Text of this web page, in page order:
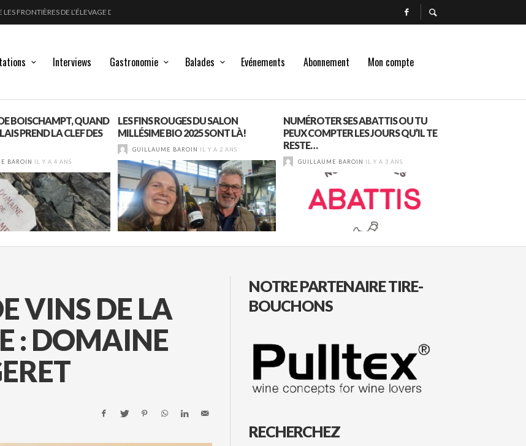
!
FRONTIÈRES DE L’ÉLEVAGE DU VIN
Interviews Gastronomie Balades Evénements Abonnement Mon compte
BOISCHAMPT, QUAND
PREND LA CLEF DES
BAROIN IL Y A 4 ANS
LES FINS ROUGES DU SALON
MILLÉSIME BIO 2025 SONT LÀ!
GUILLAUME BAROIN IL Y A 2 ANS
NUMÉROTER SES ABATTIS OU TU
PEUX COMPTER LES JOURS QU’IL TE
RESTE…
GUILLAUME BAROIN IL Y A 3 ANS
VINS DE LA
: DOMAINE
NOTRE PARTENAIRE TIRE-
BOUCHONS
RECHERCHEZ